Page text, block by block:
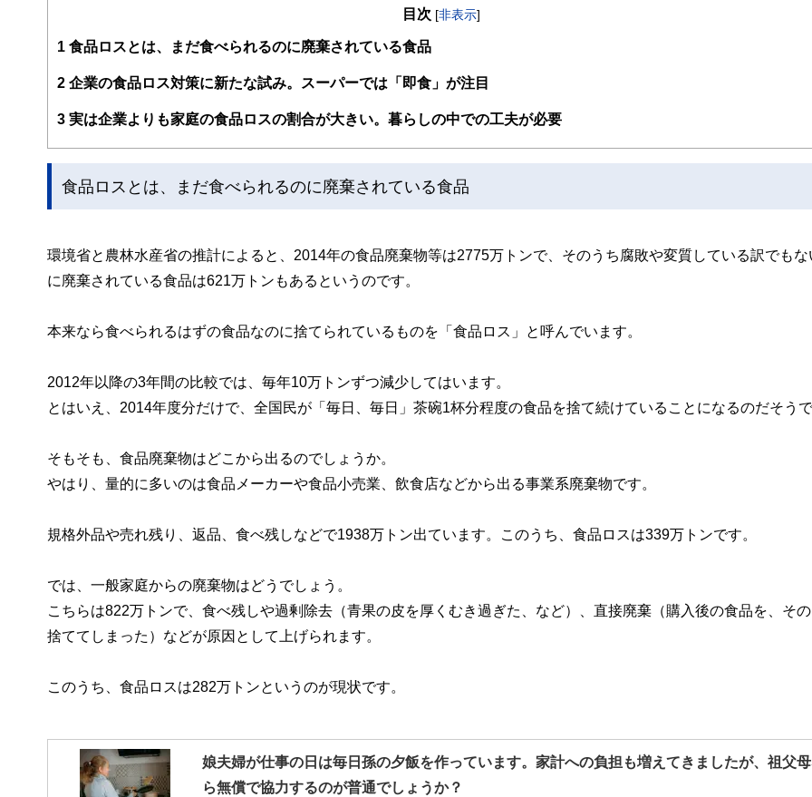
を取材。主婦として生協に関わり、生協ごとの農産物の基準や産地にも詳しい。大人の食育、大学生の食育に関する執筆も多数。
目次 [非表示]
1 食品ロスとは、まだ食べられるのに廃棄されている食品
2 企業の食品ロス対策に新たな試み。スーパーでは「即食」が注目
3 実は企業よりも家庭の食品ロスの割合が大きい。暮らしの中での工夫が必要
食品ロスとは、まだ食べられるのに廃棄されている食品
環境省と農林水産省の推計によると、2014年の食品廃棄物等は2775万トンで、そのうち腐敗や変質している訳でもな
に廃棄されている食品は621万トンもあるというのです。
本来なら食べられるはずの食品なのに捨てられているものを「食品ロス」と呼んでいます。
2012年以降の3年間の比較では、毎年10万トンずつ減少してはいます。
とはいえ、2014年度分だけで、全国民が「毎日、毎日」茶碗1杯分程度の食品を捨て続けていることになるのだそうで
そもそも、食品廃棄物はどこから出るのでしょうか。
やはり、量的に多いのは食品メーカーや食品小売業、飲食店などから出る事業系廃棄物です。
規格外品や売れ残り、返品、食べ残しなどで1938万トン出ています。このうち、食品ロスは339万トンです。
では、一般家庭からの廃棄物はどうでしょう。
こちらは822万トンで、食べ残しや過剰除去（青果の皮を厚くむき過ぎた、など）、直接廃棄（購入後の食品を、その
捨ててしまった）などが原因として上げられます。
このうち、食品ロスは282万トンというのが現状です。
娘夫婦が仕事の日は毎日孫の夕飯を作っています。家計への負担も増えてきましたが、祖父
ら無償で協力するのが普通でしょうか？